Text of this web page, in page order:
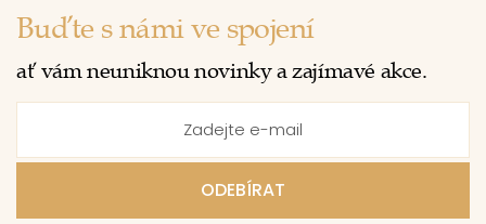
Buďte s námi ve spojení
ať vám neuniknou novinky a zajímavé akce.